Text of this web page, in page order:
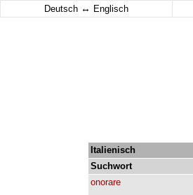
Deutsch ↔ Englisch
Italienisch
Suchwort
onorare